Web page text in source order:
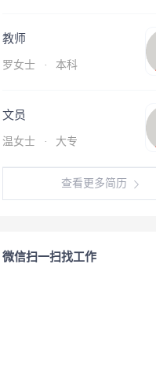
教师
罗女士 · 本科
文员
温女士 · 大专
查看更多简历
微信扫一扫找工作